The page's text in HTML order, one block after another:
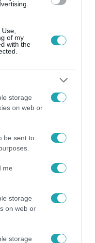
of my
with the
storage
on web or
be sent to
me
storage
on web or
storage
vagy, mit nézz?
kiadni egy jó filmért?
hogy ne kelljen
Kuckózz be, kattints